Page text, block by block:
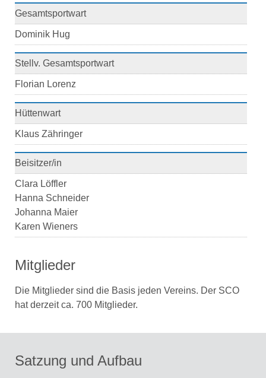
Gesamtsportwart
Dominik Hug
Stellv. Gesamtsportwart
Florian Lorenz
Hüttenwart
Klaus Zähringer
Beisitzer/in
Clara Löffler
Hanna Schneider
Johanna Maier
Karen Wieners
Mitglieder
Die Mitglieder sind die Basis jeden Vereins. Der SCO
hat derzeit ca. 700 Mitglieder.
Satzung und Aufbau